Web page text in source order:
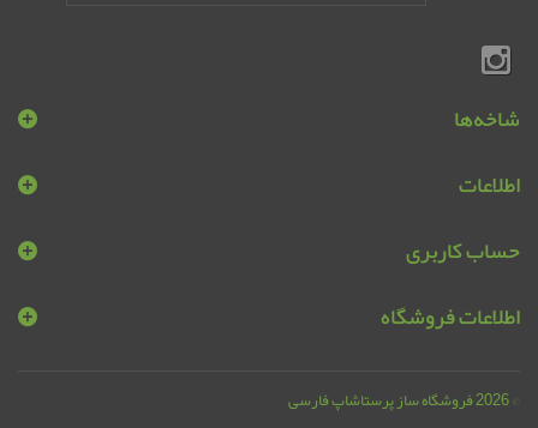
شاخه‌ها
اطلاعات
© 2026 فروشگاه ساز پرستاشاپ فارسی
حساب کاربری
اطلاعات فروشگاه